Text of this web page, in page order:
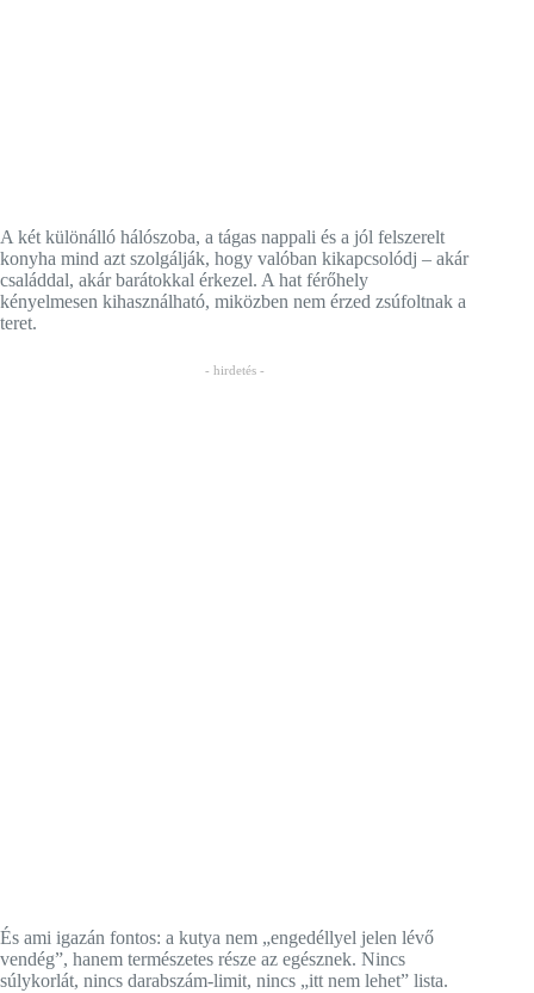
A két különálló hálószoba, a tágas nappali és a jól felszerelt
konyha mind azt szolgálják, hogy valóban kikapcsolódj – akár
családdal, akár barátokkal érkezel. A hat férőhely
kényelmesen kihasználható, miközben nem érzed zsúfoltnak a
teret.
- hirdetés -
És ami igazán fontos: a kutya nem „engedéllyel jelen lévő
vendég”, hanem természetes része az egésznek. Nincs
súlykorlát, nincs darabszám-limit, nincs „itt nem lehet” lista.